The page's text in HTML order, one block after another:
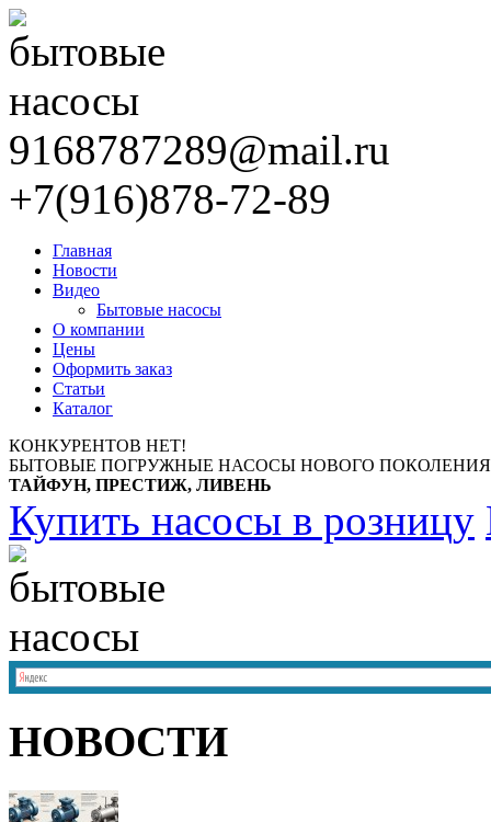
9168787289@mail.ru
+7(916)878-72-89
Главная
Новости
Видео
Бытовые насосы
О компании
Цены
Оформить заказ
Статьи
Каталог
КОНКУРЕНТОВ НЕТ!
БЫТОВЫЕ ПОГРУЖНЫЕ НАСОСЫ НОВОГО
ТАЙФУН, ПРЕСТИЖ, ЛИВЕНЬ
Купить насосы в розницу
НОВОСТИ